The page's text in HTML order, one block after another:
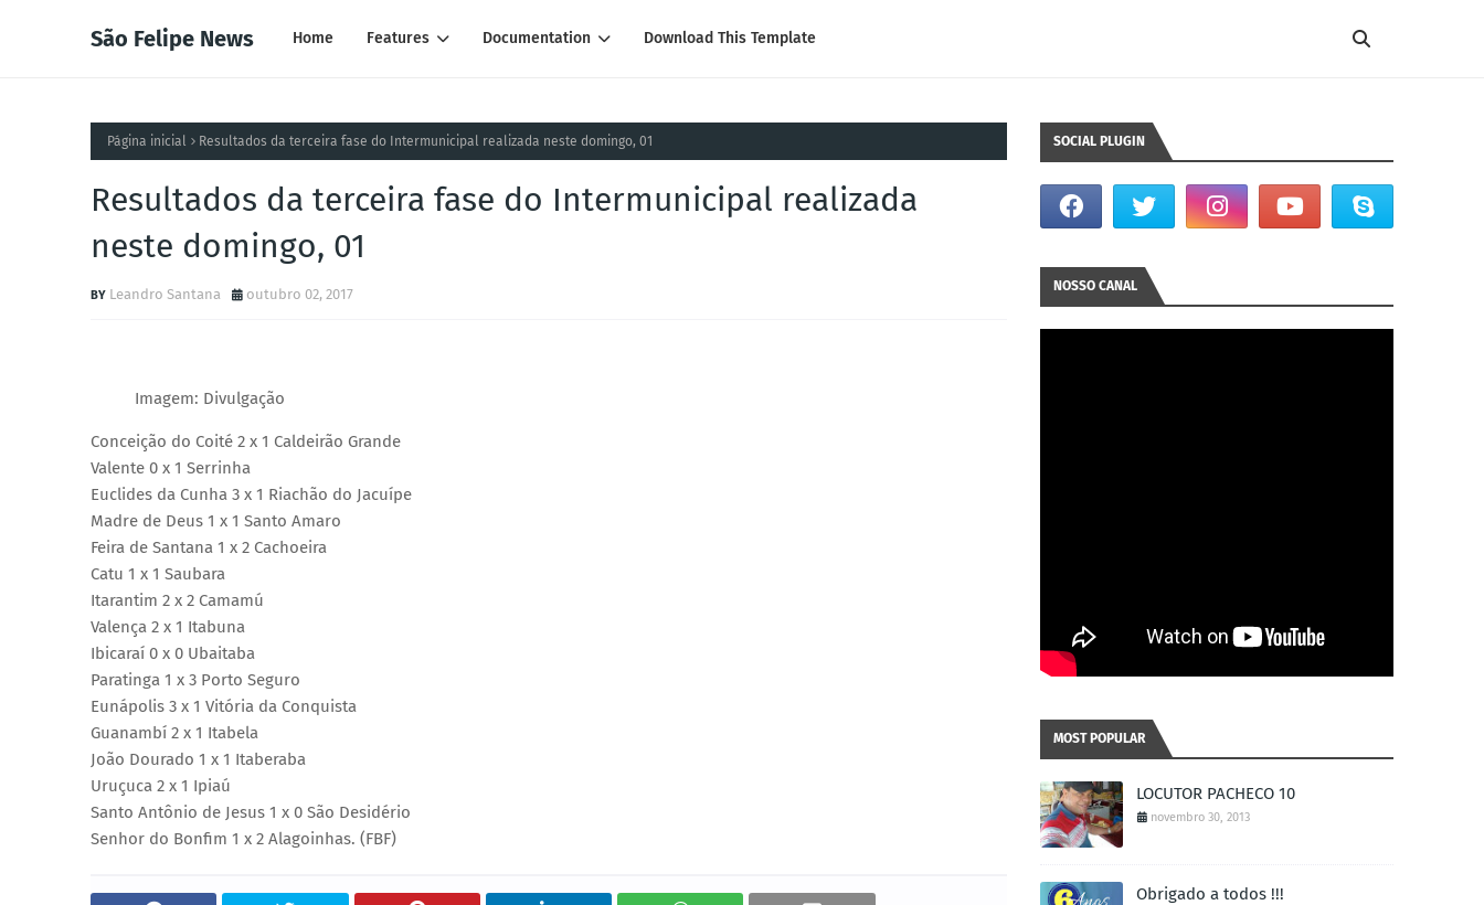
São Felipe News Home Features Documentation Download This Template
Página inicial Resultados da terceira fase do Intermunicipal realizada neste domingo, 01
Resultados da terceira fase do Intermunicipal realizada
neste domingo, 01
Leandro Santana outubro 02, 2017
Imagem: Divulgação
Conceição do Coité 2 x 1 Caldeirão Grande
Valente 0 x 1 Serrinha
Euclides da Cunha 3 x 1 Riachão do Jacuípe
Madre de Deus 1 x 1 Santo Amaro
Feira de Santana 1 x 2 Cachoeira
Catu 1 x 1 Saubara
Itarantim 2 x 2 Camamú
Valença 2 x 1 Itabuna
Ibicaraí 0 x 0 Ubaitaba
Paratinga 1 x 3 Porto Seguro
Eunápolis 3 x 1 Vitória da Conquista
Guanambí 2 x 1 Itabela
João Dourado 1 x 1 Itaberaba
Uruçuca 2 x 1 Ipiaú
Santo Antônio de Jesus 1 x 0 São Desidério
Senhor do Bonfim 1 x 2 Alagoinhas. (FBF)
SOCIAL PLUGIN
NOSSO CANAL
MOST POPULAR
LOCUTOR PACHECO 10
novembro 30, 2013
Obrigado a todos !!!